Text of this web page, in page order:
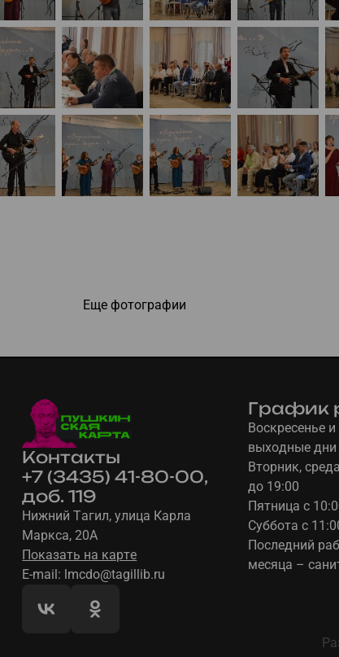
Еще фотографии
Контакты
+7 (3435) 41-80-00,
доб. 119
Нижний Тагил, улица Карла
Маркса, 20А
Показать на карте
E-mail: lmcdo@tagillib.ru
График
Воскресенье
выходные дни
Вторник,
до 19:00
Пятница с
Суббота с
Последний
месяца –